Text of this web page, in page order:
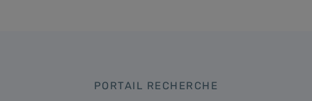
PORTAIL RECHERCHE